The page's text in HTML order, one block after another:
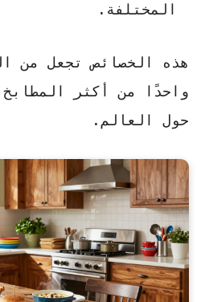
المختلفة.
هذه الخصائص تجعل من
واحدًا من أكثر
حول العالم.